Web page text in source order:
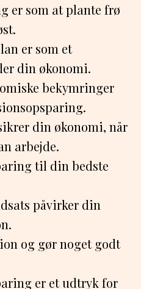
er som at plante frø
er som et
din økonomi.
bekymringer
din økonomi, når
arbejde.
til din bedste
påvirker din
og gør noget godt
er et udtryk for